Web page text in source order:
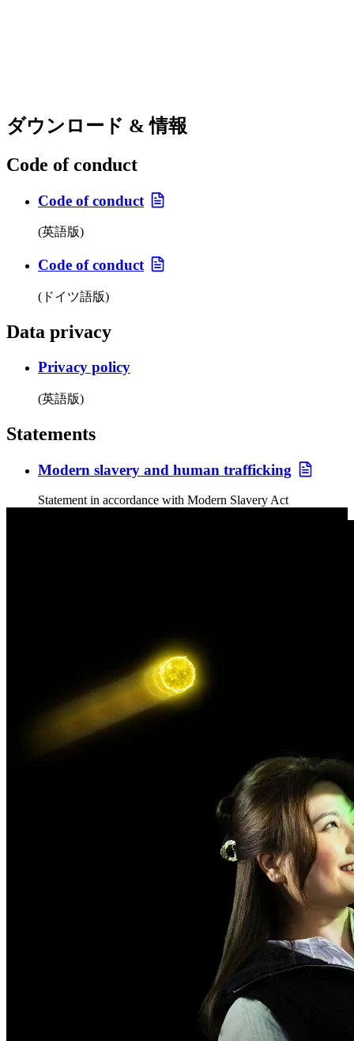
ダウンロード & 情報
Code of conduct
Code of conduct
(英語版)
Code of conduct
(ドイツ語版)
Data privacy
Privacy policy
(英語版)
Statements
Modern slavery and human trafficking
Statement in accordance with Modern Slavery Act